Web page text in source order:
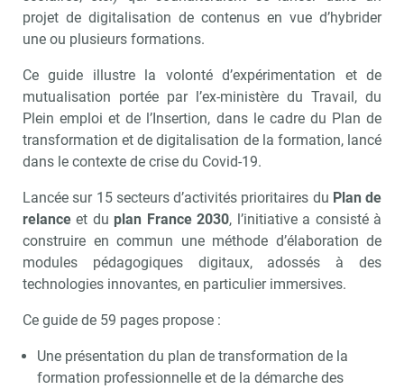
projet de digitalisation de contenus en vue d’hybrider
une ou plusieurs formations.
Ce guide illustre la volonté d’expérimentation et de
mutualisation portée par l’ex-ministère du Travail, du
Plein emploi et de l’Insertion, dans le cadre du Plan de
transformation et de digitalisation de la formation, lancé
dans le contexte de crise du Covid-19.
Lancée sur 15 secteurs d’activités prioritaires du Plan de
relance et du plan France 2030, l’initiative a consisté à
construire en commun une méthode d’élaboration de
modules pédagogiques digitaux, adossés à des
technologies innovantes, en particulier immersives.
Ce guide de 59 pages propose :
Une présentation du plan de transformation de la
formation professionnelle et de la démarche des